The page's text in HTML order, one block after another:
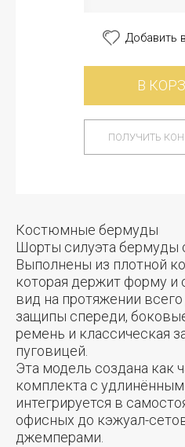
Добавить
В
ПОЛУЧИТЬ
Костюмные бермуды
Шорты силуэта бермуды
Выполнены из плотной
которая держит форму и
вид на протяжении
защипы спереди,
ремень и классическая
пуговицей.
Эта модель создана как
комплекта с
интегрируется в
офисных до кэжуал-
джемперами.